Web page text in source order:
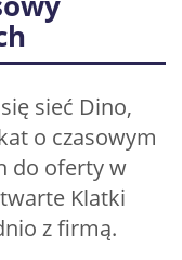
sieć Dino,
o czasowym
do oferty w
Klatki
z firmą.